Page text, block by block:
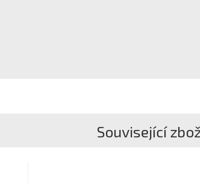
Související